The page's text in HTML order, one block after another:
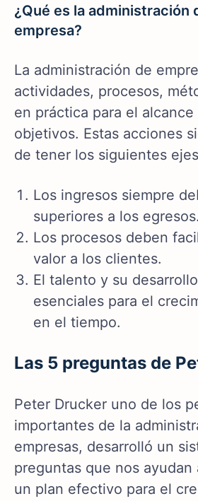
¿Qué es la administración
empresa?
La administración de
actividades, procesos,
en práctica para el alcance
objetivos. Estas acciones
de tener los siguientes
Los ingresos siempre
superiores a los egresos.
Los procesos deben
valor a los clientes.
El talento y su
esenciales para el
en el tiempo.
Las 5 preguntas de
Peter Drucker uno de los
importantes de la
empresas, desarrolló un
preguntas que nos ayudan
un plan efectivo para el